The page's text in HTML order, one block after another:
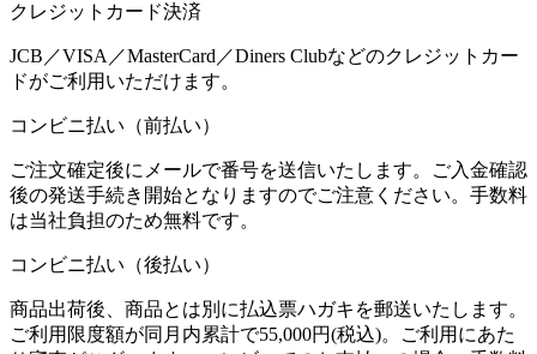
クレジットカード決済
JCB／VISA／MasterCard／Diners Clubなどのクレジットカー
ドがご利用いただけます。
コンビニ払い（前払い）
ご注文確定後にメールで番号を送信いたします。ご入金確認
後の発送手続き開始となりますのでご注意ください。手数料
は当社負担のため無料です。
コンビニ払い（後払い）
商品出荷後、商品とは別に払込票ハガキを郵送いたします。
ご利用限度額が同月内累計で55,000円(税込)。ご利用にあた